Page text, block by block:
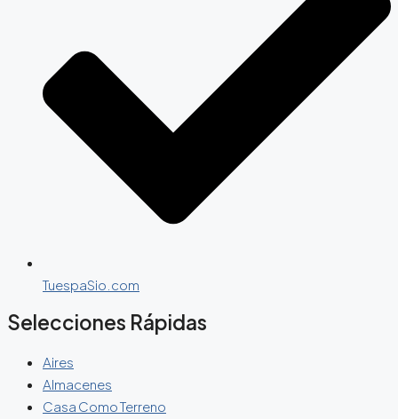
TuespaSio.com
Selecciones Rápidas
Aires
Almacenes
Casa Como Terreno